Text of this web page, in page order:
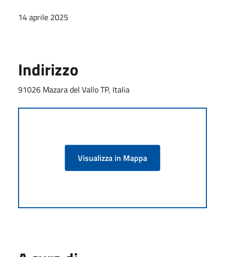
14 aprile 2025
Indirizzo
91026 Mazara del Vallo TP, Italia
Visualizza in Mappa